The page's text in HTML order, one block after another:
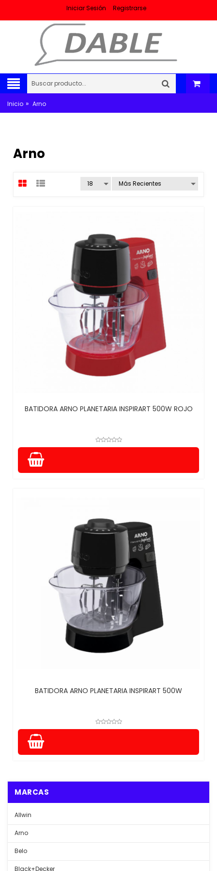
Iniciar Sesión Registrarse
Inicio » Arno
Arno
BATIDORA ARNO PLANETARIA INSPIRART 500W ROJO
BATIDORA ARNO PLANETARIA INSPIRART 500W
MARCAS
Allwin
Arno
Belo
Black+Decker